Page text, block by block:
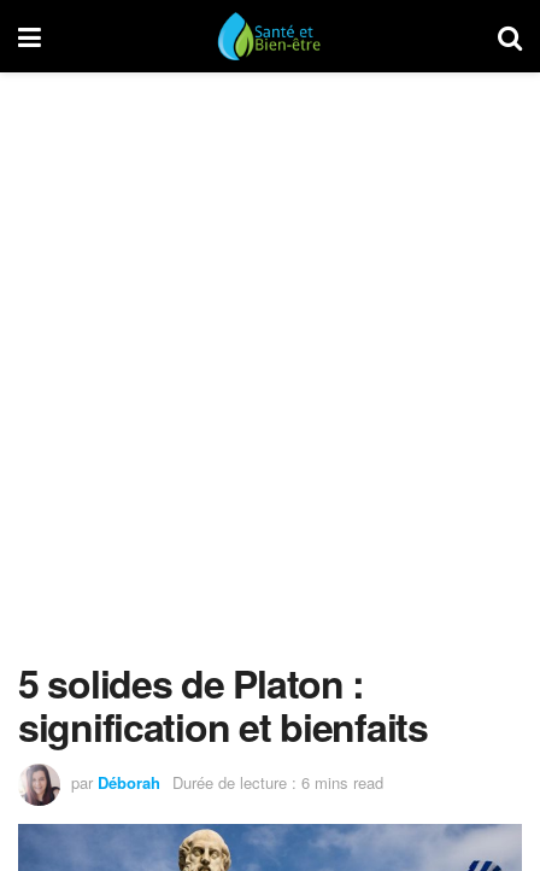
5 solides de Platon :
signification et bienfaits
par Déborah Durée de lecture : 6 mins read